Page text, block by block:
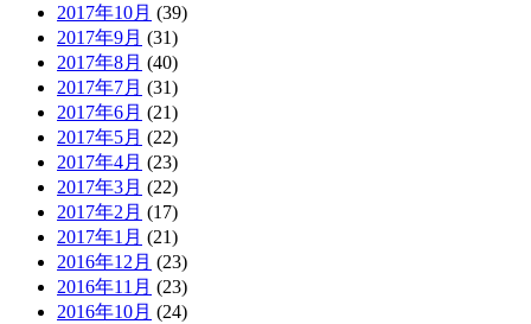
2017年10月 (39)
2017年9月 (31)
2017年8月 (40)
2017年7月 (31)
2017年6月 (21)
2017年5月 (22)
2017年4月 (23)
2017年3月 (22)
2017年2月 (17)
2017年1月 (21)
2016年12月 (23)
2016年11月 (23)
2016年10月 (24)